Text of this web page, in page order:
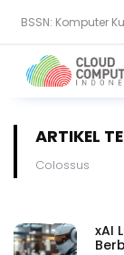
BSSN: Komputer
Serangan Siber
ARTIKEL
Colossus
xAI